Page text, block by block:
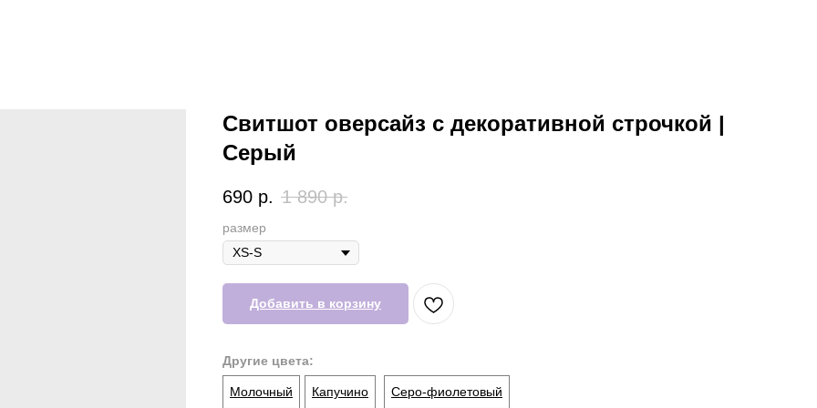
Свитшот оверсайз с декоративной строчкой |
Серый
690 р. 1 890 р.
размер
Добавить в корзину
Другие цвета:
Молочный Капучино Серо-фиолетовый